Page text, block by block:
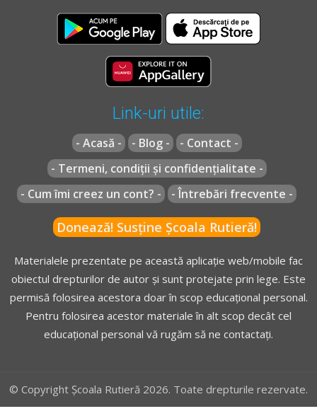
Link-uri utile:
- Acasă - - Blog -
- Contact -
- Termeni, condiții și confidențialitate -
- Cum îmi creez un cont? -
- Întrebări frecvente -
Donează! Susține Școala Rutieră!
Materialele prezentate pe această aplicație web/mobile fac
obiectul drepturilor de autor și sunt protejate prin lege. Este
permisă folosirea acestora doar în scop educațional personal.
Pentru folosirea acestor materiale în alt scop decât cel
educațional personal vă rugăm să ne contactați.
© Copyright Școala Rutieră 2026. Toate drepturile rezervate.